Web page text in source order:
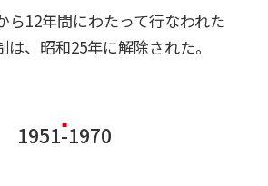
ら12年間にわたって行なわれた
は、昭和25年に解除された。
1951-1970